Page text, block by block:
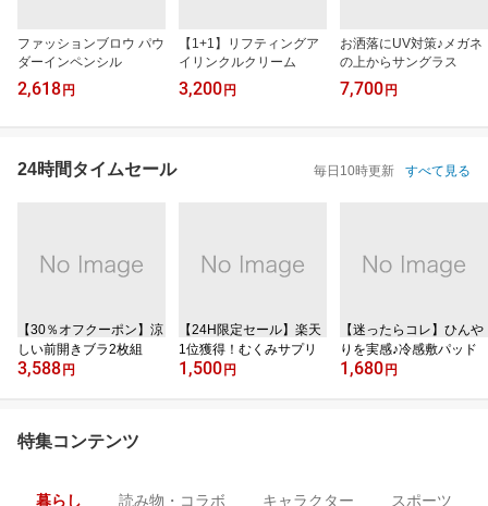
ファッションブロウ パウ
ダーインペンシル
2,618 円
【1+1】リフティングア
イリンクルクリーム
3,200 円
お洒落にUV対策♪メガネ
の上からサングラス
7,700 円
24時間タイムセール 毎日10時更新 すべて見る
【30％オフクーポン】涼
しい前開きブラ2枚組
3,588 円
【24H限定セール】楽天
1位獲得！むくみサプリ
1,500 円
【迷ったらコレ】ひんや
りを実感♪冷感敷パッド
1,680 円
特集コンテンツ
暮らし 読み物・コラボ キャラクター スポーツ